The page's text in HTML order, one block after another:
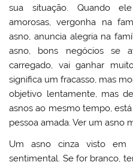
sua situação. Quando
amorosas, vergonha na
asno, anuncia alegria na
asno, bons negócios se
carregado, vai ganhar
significa um fracasso, mas
objetivo lentamente, mas
asnos ao mesmo tempo,
pessoa amada. Ver um asno
Um asno cinza visto em
sentimental. Se for branco,